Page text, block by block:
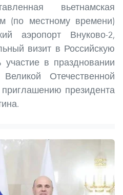
вьетнамская
(по местному времени)
аэропорт Внуково-2,
визит в Российскую
в праздновании
Отечественной
президента